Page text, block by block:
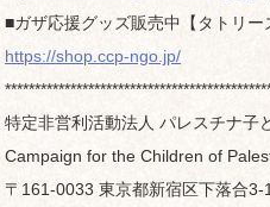
■ガザ応援グッズ販売中【タトリー
https://shop.ccp-ngo.jp/
特定非営利活動法人 パレスチナ子
Campaign for the Children of
〒161-0033 東京都新宿区下落合3-